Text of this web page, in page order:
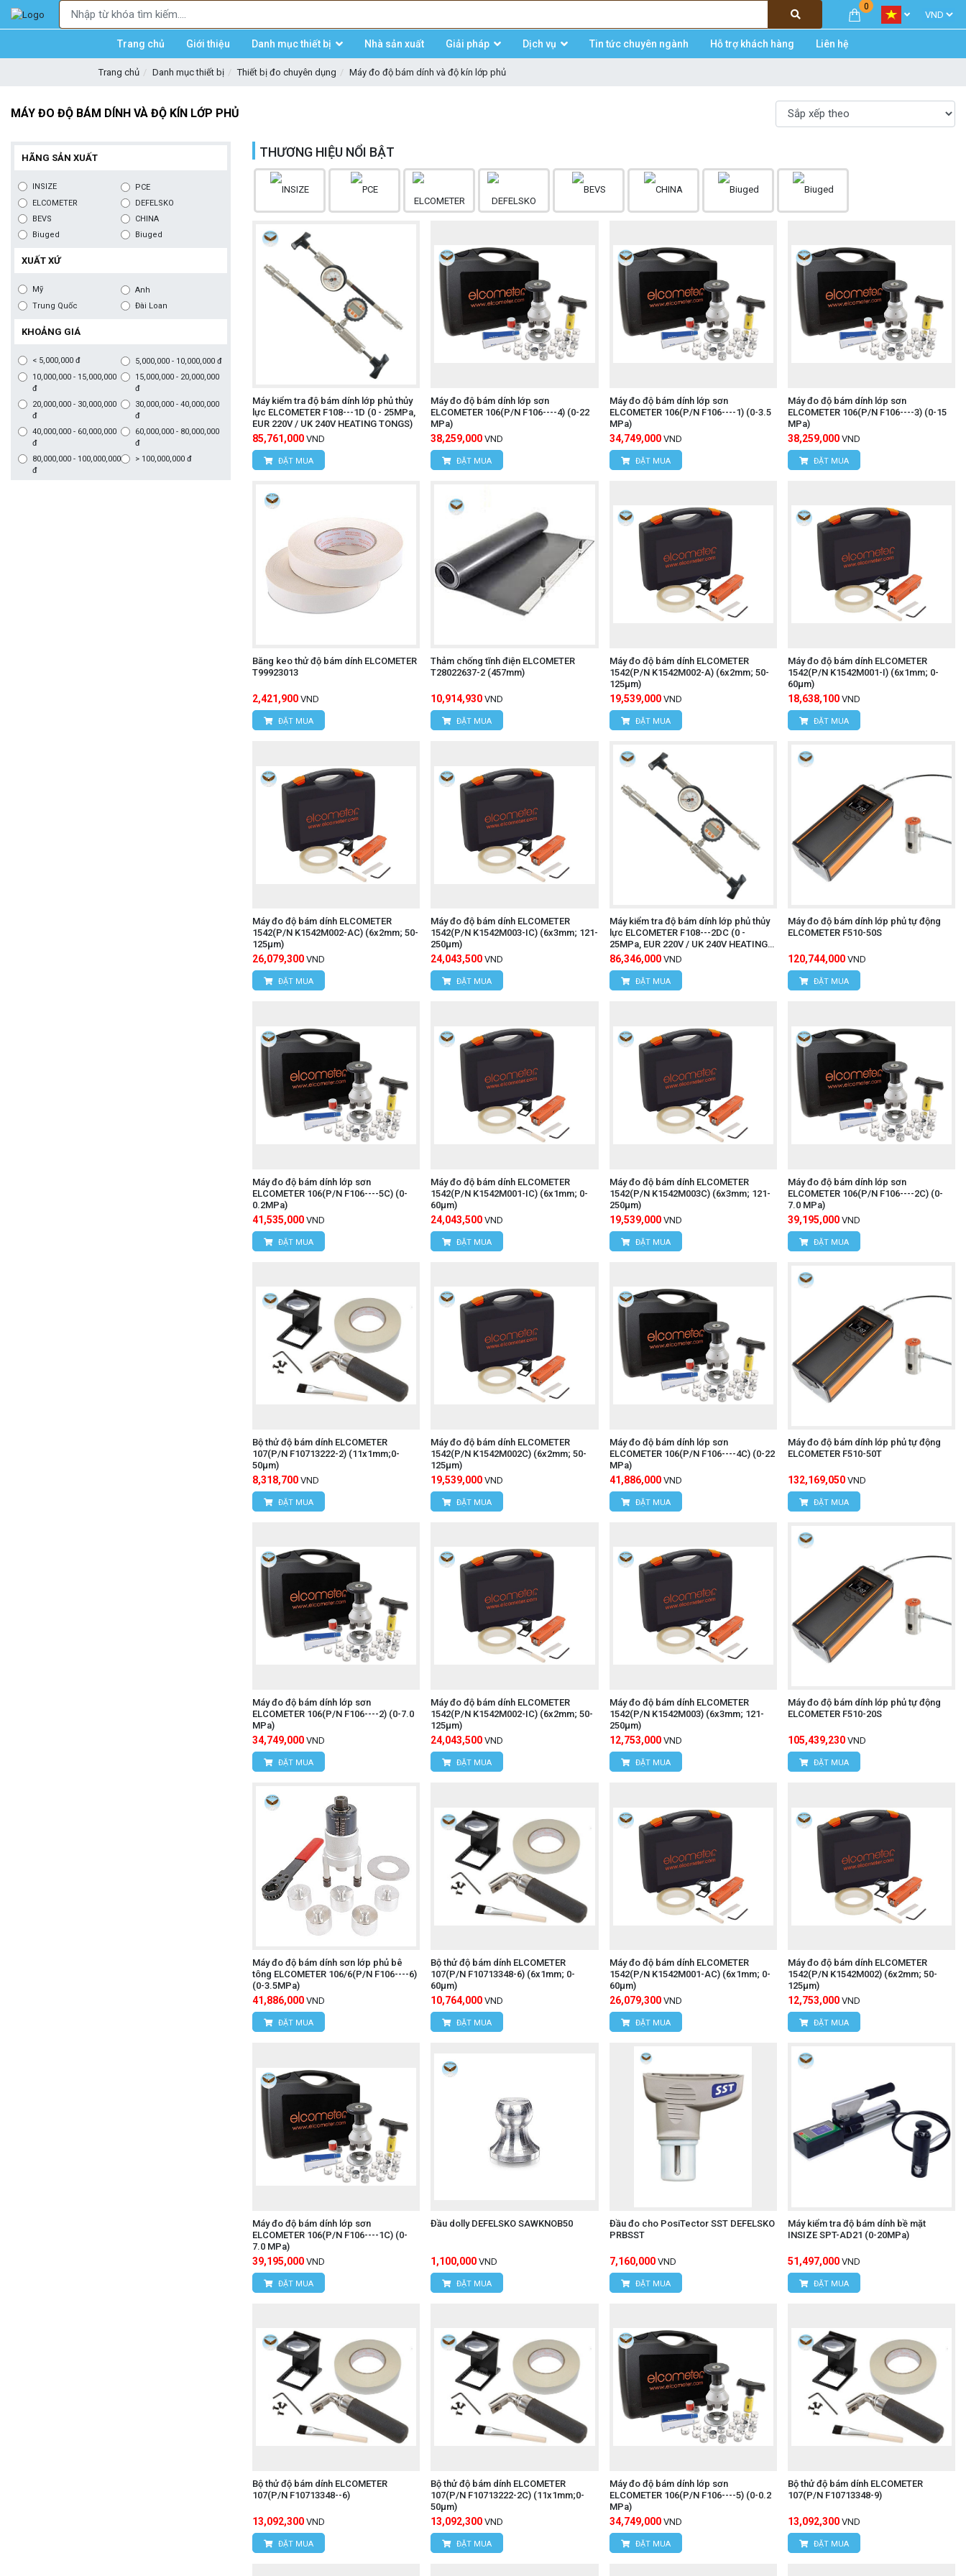
0
Trang chủ Giới thiệu Danh mục thiết bị Nhà sản xuất Giải pháp Dịch vụ Tin tức chuyên ngành Hỗ trợ khách hàng Liên hệ
Trang chủ Danh mục thiết bị Thiết bị đo chuyên dụng Máy đo độ bám dính và độ kín lớp phủ
MÁY ĐO ĐỘ BÁM DÍNH VÀ ĐỘ KÍN LỚP PHỦ
THƯƠNG HIỆU NỔI BẬT
Máy kiểm tra độ bám dính lớp phủ thủy
lực ELCOMETER F108---1D (0 - 25MPa,
EUR 220V / UK 240V HEATING TONGS)
85,761,000 VND
ĐẶT MUA
Máy đo độ bám dính lớp sơn
ELCOMETER 106(P/N F106----4) (0-22
MPa)
38,259,000 VND
ĐẶT MUA
Máy đo độ bám dính lớp sơn
ELCOMETER 106(P/N F106----1) (0-3.5
MPa)
34,749,000 VND
ĐẶT MUA
Máy đo độ bám dính lớp sơn
ELCOMETER 106(P/N F106----3) (0-15
MPa)
38,259,000 VND
ĐẶT MUA
Băng keo thử độ bám dính ELCOMETER
T99923013
2,421,900 VND
ĐẶT MUA
Thảm chống tĩnh điện ELCOMETER
T28022637-2 (457mm)
10,914,930 VND
ĐẶT MUA
Máy đo độ bám dính ELCOMETER
1542(P/N K1542M002-A) (6x2mm; 50-
125μm)
19,539,000 VND
ĐẶT MUA
Máy đo độ bám dính ELCOMETER
1542(P/N K1542M001-I) (6x1mm; 0-
60μm)
18,638,100 VND
ĐẶT MUA
Máy đo độ bám dính ELCOMETER
1542(P/N K1542M002-AC) (6x2mm; 50-
125μm)
26,079,300 VND
ĐẶT MUA
Máy đo độ bám dính ELCOMETER
1542(P/N K1542M003-IC) (6x3mm; 121-
250μm)
24,043,500 VND
ĐẶT MUA
Máy kiểm tra độ bám dính lớp phủ thủy
lực ELCOMETER F108---2DC (0 -
25MPa, EUR 220V / UK 240V HEATING
TONGS c/w CAL CERT)
86,346,000 VND
ĐẶT MUA
Máy đo độ bám dính lớp phủ tự động
ELCOMETER F510-50S
120,744,000 VND
ĐẶT MUA
Máy đo độ bám dính lớp sơn
ELCOMETER 106(P/N F106----5C) (0-
0.2MPa)
41,535,000 VND
ĐẶT MUA
Máy đo độ bám dính ELCOMETER
1542(P/N K1542M001-IC) (6x1mm; 0-
60μm)
24,043,500 VND
ĐẶT MUA
Máy đo độ bám dính ELCOMETER
1542(P/N K1542M003C) (6x3mm; 121-
250μm)
19,539,000 VND
ĐẶT MUA
Máy đo độ bám dính lớp sơn
ELCOMETER 106(P/N F106----2C) (0-
7.0 MPa)
39,195,000 VND
ĐẶT MUA
Bộ thử độ bám dính ELCOMETER
107(P/N F10713222-2) (11x1mm;0-
50μm)
8,318,700 VND
ĐẶT MUA
Máy đo độ bám dính ELCOMETER
1542(P/N K1542M002C) (6x2mm; 50-
125μm)
19,539,000 VND
ĐẶT MUA
Máy đo độ bám dính lớp sơn
ELCOMETER 106(P/N F106----4C) (0-22
MPa)
41,886,000 VND
ĐẶT MUA
Máy đo độ bám dính lớp phủ tự động
ELCOMETER F510-50T
132,169,050 VND
ĐẶT MUA
Máy đo độ bám dính lớp sơn
ELCOMETER 106(P/N F106----2) (0-7.0
MPa)
34,749,000 VND
ĐẶT MUA
Máy đo độ bám dính ELCOMETER
1542(P/N K1542M002-IC) (6x2mm; 50-
125μm)
24,043,500 VND
ĐẶT MUA
Máy đo độ bám dính ELCOMETER
1542(P/N K1542M003) (6x3mm; 121-
250μm)
12,753,000 VND
ĐẶT MUA
Máy đo độ bám dính lớp phủ tự động
ELCOMETER F510-20S
105,439,230 VND
ĐẶT MUA
Máy đo độ bám dính sơn lớp phủ bê
tông ELCOMETER 106/6(P/N F106----6)
(0-3.5MPa)
41,886,000 VND
ĐẶT MUA
Bộ thử độ bám dính ELCOMETER
107(P/N F10713348-6) (6x1mm; 0-
60µm)
10,764,000 VND
ĐẶT MUA
Máy đo độ bám dính ELCOMETER
1542(P/N K1542M001-AC) (6x1mm; 0-
60μm)
26,079,300 VND
ĐẶT MUA
Máy đo độ bám dính ELCOMETER
1542(P/N K1542M002) (6x2mm; 50-
125μm)
12,753,000 VND
ĐẶT MUA
Máy đo độ bám dính lớp sơn
ELCOMETER 106(P/N F106----1C) (0-
7.0 MPa)
39,195,000 VND
ĐẶT MUA
Đầu dolly DEFELSKO SAWKNOB50
1,100,000 VND
ĐẶT MUA
Đầu đo cho PosiTector SST DEFELSKO
PRBSST
7,160,000 VND
ĐẶT MUA
Máy kiểm tra độ bám dính bề mặt
INSIZE SPT-AD21 (0-20MPa)
51,497,000 VND
ĐẶT MUA
Bộ thử độ bám dính ELCOMETER
107(P/N F10713348--6)
13,092,300 VND
ĐẶT MUA
Bộ thử độ bám dính ELCOMETER
107(P/N F10713222-2C) (11x1mm;0-
50μm)
13,092,300 VND
ĐẶT MUA
Máy đo độ bám dính lớp sơn
ELCOMETER 106(P/N F106----5) (0-0.2
MPa)
34,749,000 VND
ĐẶT MUA
Bộ thử độ bám dính ELCOMETER
107(P/N F10713348-9)
13,092,300 VND
ĐẶT MUA
HÃNG SẢN XUẤT
INSIZE
PCE
ELCOMETER
DEFELSKO
BEVS
CHINA
Biuged
Biuged
XUẤT XỨ
Mỹ
Anh
Trung Quốc
Đài Loan
KHOẢNG GIÁ
< 5,000,000 đ
5,000,000 - 10,000,000 đ
10,000,000 - 15,000,000
đ
15,000,000 - 20,000,000
đ
20,000,000 - 30,000,000
đ
30,000,000 - 40,000,000
đ
40,000,000 - 60,000,000
đ
60,000,000 - 80,000,000
đ
80,000,000 - 100,000,000
đ
> 100,000,000 đ